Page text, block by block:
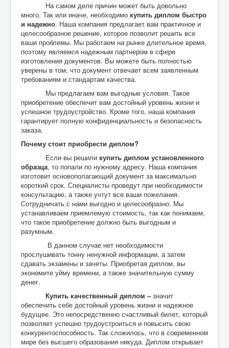
На самом деле причин может быть довольно
много. Так или иначе, необходимо купить диплом быстро
и надежно. Наша компания предлагает вам практичное и
целесообразное решение, которое позволит решить все
ваши проблемы. Мы работаем на рынке длительное время,
поэтому являемся надежным партнером в сфере
изготовления документов. Вы можете быть полностью
уверены в том, что документ отвечает всем заявленным
требованиям и стандартам качества.
Мы предлагаем вам выгодные условия. Такое
приобретение обеспечит вам достойный уровень жизни и
успешное трудоустройство. Кроме того, наша компания
гарантирует полную конфиденциальность и безопасность
заказа.
Почему стоит приобрести диплом?
Если вы решили купить диплом установленного
образца, то попали по нужному адресу. Наша компания
изготовит основополагающий документ за максимально
короткий срок. Специалисты проведут при необходимости
консультацию, а также учтут все ваши пожелания.
Сотрудничать с нами выгодно и целесообразно. Мы
устанавливаем приемлемую стоимость, так как понимаем,
что такое приобретение должно быть выгодным и
разумным.
В данном случае нет необходимости
прослушивать тонну ненужной информации, а затем
сдавать экзамены и зачеты. Приобретая диплом, вы
экономите уйму времени, а также значительную сумму
денег.
Купить качественный диплом –значит
обеспечить себе достойный уровень жизни и надежное
будущее. Это непосредственно счастливый билет, который
позволяет успешно трудоустроиться и повысить свою
конкурентоспособность. Так сложилось, что в современном
мире без высшего образования никуда. Диплом открывает